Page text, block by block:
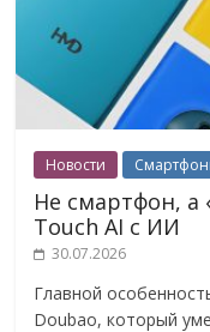
Новости
Не смартфон,
Touch AI с ИИ
30.07.2026
Главной
Doubao, который